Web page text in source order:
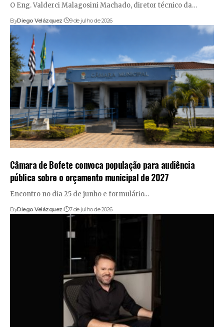
O Eng. Valderci Malagosini Machado, diretor técnico da…
ByDiego Velázquez 9 de julho de 2026
Câmara de Bofete convoca população para audiência
pública sobre o orçamento municipal de 2027
Encontro no dia 25 de junho e formulário…
ByDiego Velázquez 7 de julho de 2026